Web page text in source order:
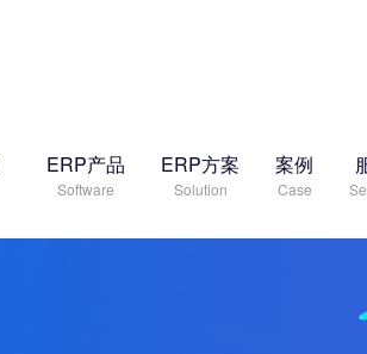
ERP产品
Software
ERP方案
Solution
案例
Case